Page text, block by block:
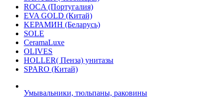
ROCA (Португалия)
EVA GOLD (Китай)
KЕРАМИН (Беларусь)
SOLE
CeramaLuxe
OLIVES
HOLLER( Пенза) унитазы
SPARO (Китай)
Умывальники, тюльпаны, раковины